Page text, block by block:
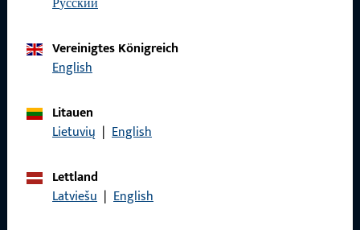
Kontaktieren Sie uns
Vereinigtes Königreich
English
Litauen
Lietuvių | English
Lettland
Latviešu | EnglishAllgemeines